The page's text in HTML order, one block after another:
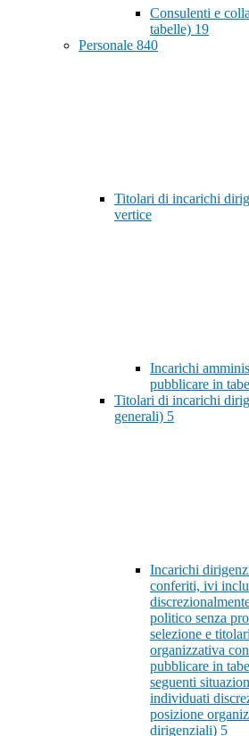
Consulenti e
tabelle) 19
Personale 840
Titolari di incarichi
vertice
Incarichi
pubblicare in
Titolari di incarichi
generali) 5
Incarichi
conferiti, ivi
politico senza
selezione e
organizzativa
pubblicare in
seguenti
individuati
posizione
dirigenziali) 5